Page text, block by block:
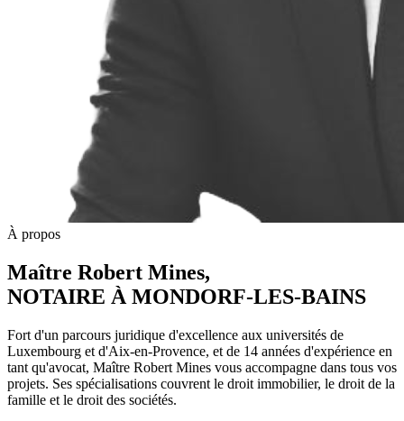
À propos
Maître Robert Mines,
NOTAIRE À MONDORF-LES-BAINS
Fort d'un parcours juridique d'excellence aux universités de
Luxembourg et d'Aix-en-Provence, et de 14 années d'expérience en
tant qu'avocat, Maître Robert Mines vous accompagne dans tous vos
projets. Ses spécialisations couvrent le droit immobilier, le droit de la
famille et le droit des sociétés.